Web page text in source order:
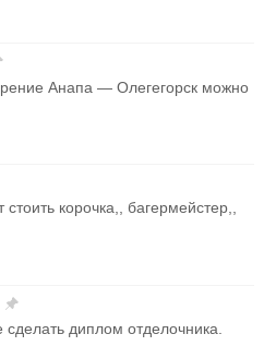
Анапа — Олегегорск можно
стоить корочка,, багермейстер,,
диплом отделочника.